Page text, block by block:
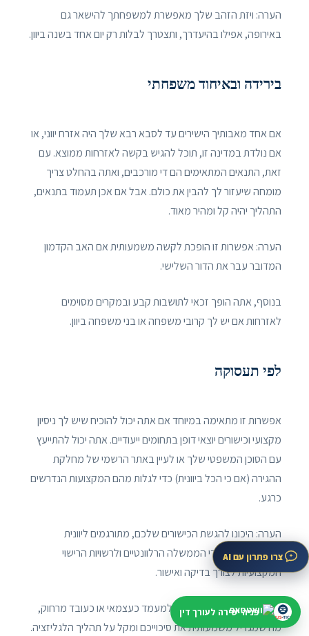
הערה: ויזת הזהב שלך מאפשרת למשפחתך להישאר גם
באירופה, אפילו בהיעדרך, ותצטרך לבלות רק יום אחד בשנה ביוון.
בירידה ובאיחוד משפחתי
אם אחד מאבותיך הישירים עד לסבא רבא שלך היה אזרח יווני, או
אם נולדת במדינה זו, תוכל להגיש בקשה לאזרחות ממוצא. עם
זאת, התנאים המתאימים הם די מורכבים, ואתה בהחלט צריך
מומחה שיעזור לך להבין את כולם. אבל אם אכן תעמוד בתנאים,
התהליך יהיה קל ומהיר מאוד.
הערה: אפשרות זו הופכת לקשה משמעותית אם האב הקדמון
המדובר עבר את הדור השלישי.
בנוסף, אתה הופך זכאי לתושבות קבע ובמקרים מסוימים
לאזרחות אם יש לך קרובי משפחה או בני משפחה ביוון.
לפי תעסוקה
אפשרות זו מתאימה במיוחד אם אתה יכול להוכיח שיש לך ניסיון
מקצועי וכישורים יוצאי דופן בתחומים ייעודיים. אתה יכול להתייעץ
עם הסוכן המשפטי שלך או לעיין באתר הרשמי של מחלקת
ההגירה (אם כי הכל ביוונית) כדי לגלות מהם המקצועות הנדרשים
כרגע.
הערה: היכונו להגשת הכישורים שלכם, מתורגמים ליוונית
ונוטריונית, למשרדי הממשלה הרלוונטיים ולרשויות הרישוי
המקצועיות לצורך בדיקה ואישור.
לחילופין, ניתן להגיש בקשה למעמד כעצמאי או כעובד מרחוק,
מה שמגדיל משמעותית את סיכוייכם ומקל על תהליך הלגליזציה.
צרו פתרון עם AI
פניה ישירה לעורך דין